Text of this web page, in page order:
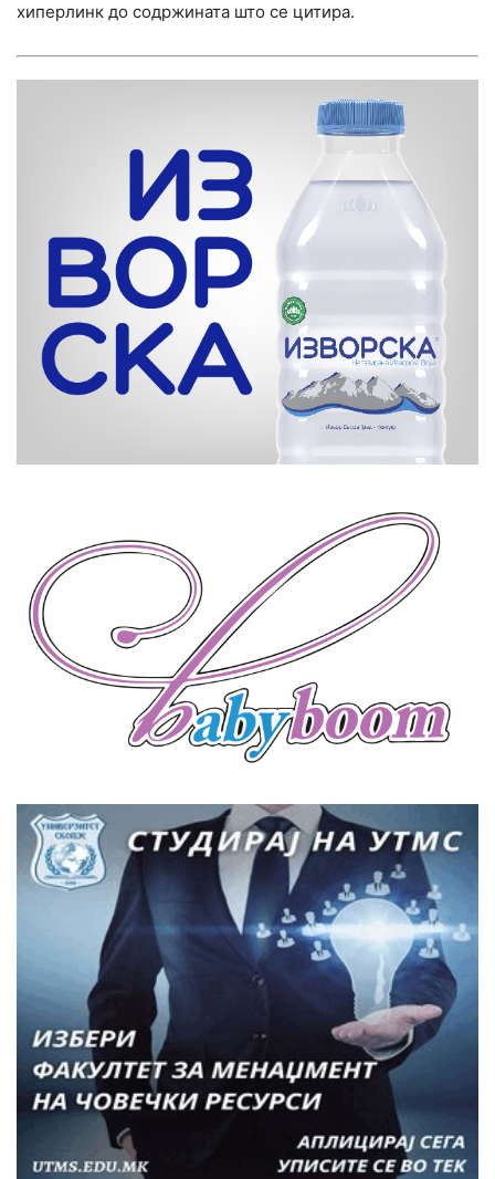
хиперлинк до содржината што се цитира.